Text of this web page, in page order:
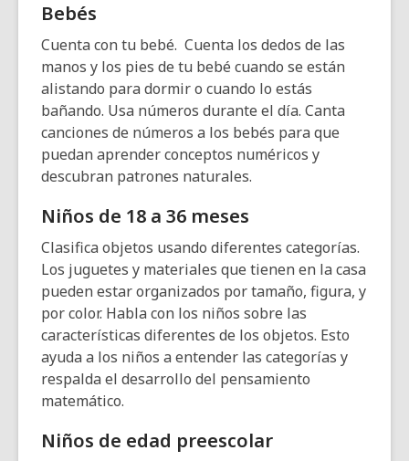
Bebés
Cuenta con tu bebé. Cuenta los dedos de las
manos y los pies de tu bebé cuando se están
alistando para dormir o cuando lo estás
bañando. Usa números durante el día. Canta
canciones de números a los bebés para que
puedan aprender conceptos numéricos y
descubran patrones naturales.
Niños de 18 a 36 meses
Clasifica objetos usando diferentes categorías.
Los juguetes y materiales que tienen en la casa
pueden estar organizados por tamaño, figura, y
por color. Habla con los niños sobre las
características diferentes de los objetos. Esto
ayuda a los niños a entender las categorías y
respalda el desarrollo del pensamiento
matemático.
Niños de edad preescolar